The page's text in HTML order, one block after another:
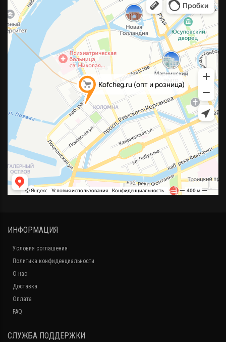
ИНФОРМАЦИЯ
Условия соглашения
Политика конфиденциальности
О нас
Доставка
Оплата
FAQ
СЛУЖБА ПОДДЕРЖКИ